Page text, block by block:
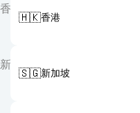
香
🇭🇰香港
新
🇸🇬新加坡